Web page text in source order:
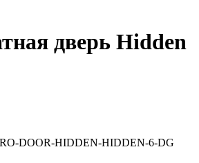
дверь Hidden
DOOR-HIDDEN-HIDDEN-6-DG